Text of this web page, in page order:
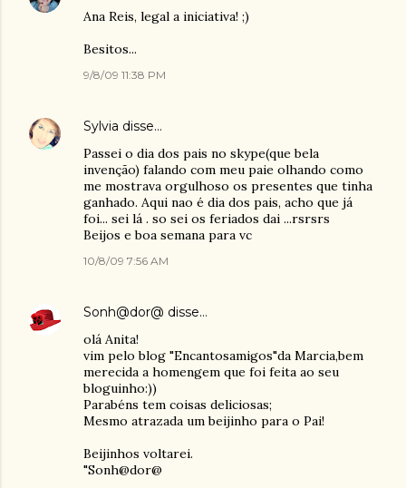
Ana Reis, legal a iniciativa! ;)
Besitos...
9/8/09 11:38 PM
Sylvia disse…
Passei o dia dos pais no skype(que bela
invenção) falando com meu paie olhando como
me mostrava orgulhoso os presentes que tinha
ganhado. Aqui nao é dia dos pais, acho que já
foi... sei lá . so sei os feriados dai ...rsrsrs
Beijos e boa semana para vc
10/8/09 7:56 AM
Sonh@dor@ disse…
olá Anita!
vim pelo blog "Encantosamigos"da Marcia,bem
merecida a homengem que foi feita ao seu
bloguinho:))
Parabéns tem coisas deliciosas;
Mesmo atrazada um beijinho para o Pai!
Beijinhos voltarei.
"Sonh@dor@